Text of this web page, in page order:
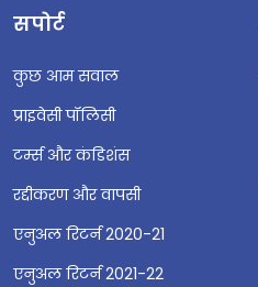
सपोर्ट
कुछ आम सवाल
प्राइवेसी पॉलिसी
टर्म्स और कंडिशंस
रद्दीकरण और वापसी
एनुअल रिटर्न 2020-21
एनुअल रिटर्न 2021-22